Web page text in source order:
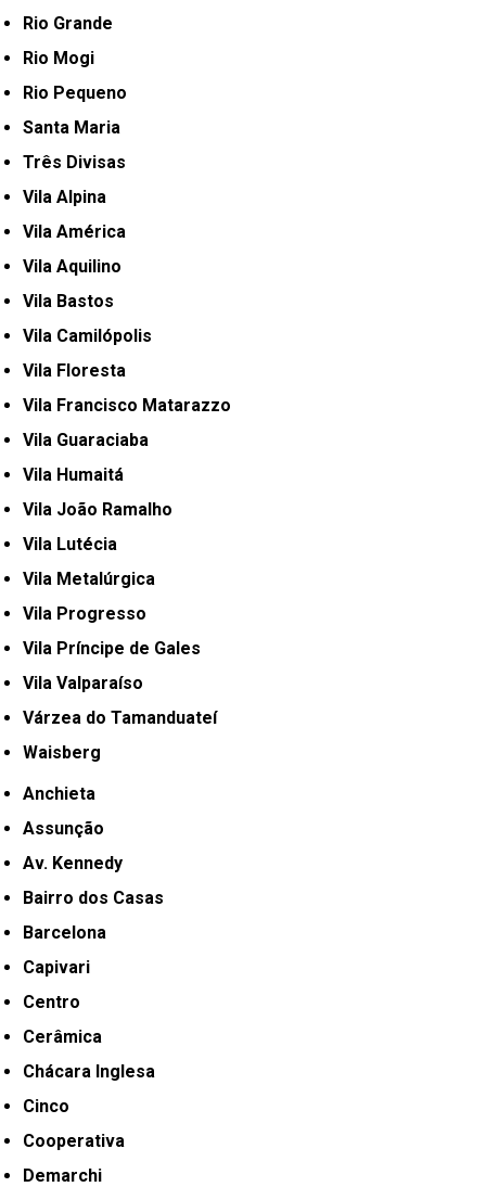
Rio Grande
Rio Mogi
Rio Pequeno
Santa Maria
Três Divisas
Vila Alpina
Vila América
Vila Aquilino
Vila Bastos
Vila Camilópolis
Vila Floresta
Vila Francisco Matarazzo
Vila Guaraciaba
Vila Humaitá
Vila João Ramalho
Vila Lutécia
Vila Metalúrgica
Vila Progresso
Vila Príncipe de Gales
Vila Valparaíso
Várzea do Tamanduateí
Waisberg
Anchieta
Assunção
Av. Kennedy
Bairro dos Casas
Barcelona
Capivari
Centro
Cerâmica
Chácara Inglesa
Cinco
Cooperativa
Demarchi